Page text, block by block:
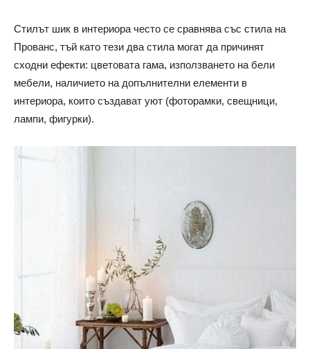
Стилът шик в интериора често се сравнява със стила на
Прованс, тъй като тези два стила могат да причинят
сходни ефекти: цветовата гама, използването на бели
мебели, наличието на допълнителни елементи в
интериора, които създават уют (фоторамки, свещници,
лампи, фигурки).